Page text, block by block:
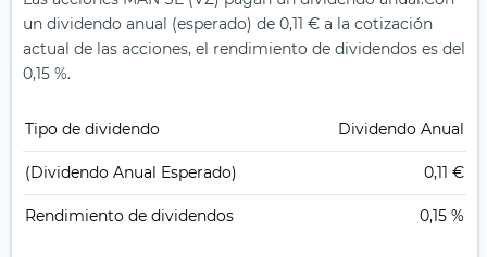
un dividendo anual (esperado) de 0,11 € a la cotización
actual de las acciones, el rendimiento de dividendos es del
0,15 %.
Tipo de dividendo Dividendo Anual
(Dividendo Anual Esperado) 0,11 €
Rendimiento de dividendos 0,15 %